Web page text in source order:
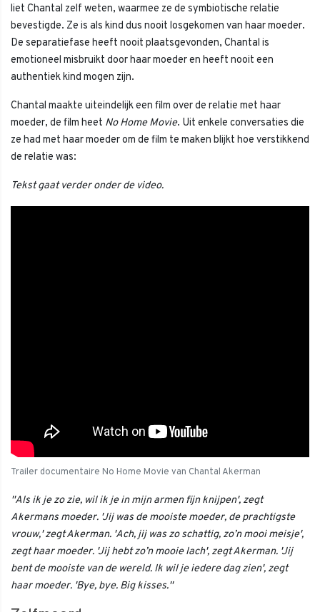
liet Chantal zelf weten, waarmee ze de symbiotische relatie
bevestigde. Ze is als kind dus nooit losgekomen van haar moeder.
De separatiefase heeft nooit plaatsgevonden, Chantal is
emotioneel misbruikt door haar moeder en heeft nooit een
authentiek kind mogen zijn.
Chantal maakte uiteindelijk een film over de relatie met haar
moeder, de film heet No Home Movie. Uit enkele conversaties die
ze had met haar moeder om de film te maken blijkt hoe verstikkend
de relatie was:
Tekst gaat verder onder de video.
Trailer documentaire No Home Movie van Chantal Akerman
''Als ik je zo zie, wil ik je in mijn armen fijn knijpen', zegt
Akermans moeder. 'Jij was de mooiste moeder, de prachtigste
vrouw,' zegt Akerman. 'Ach, jij was zo schattig, zo’n mooi meisje',
zegt haar moeder. 'Jij hebt zo’n mooie lach', zegt Akerman. 'Jij
bent de mooiste van de wereld. Ik wil je iedere dag zien', zegt
haar moeder. 'Bye, bye. Big kisses.''